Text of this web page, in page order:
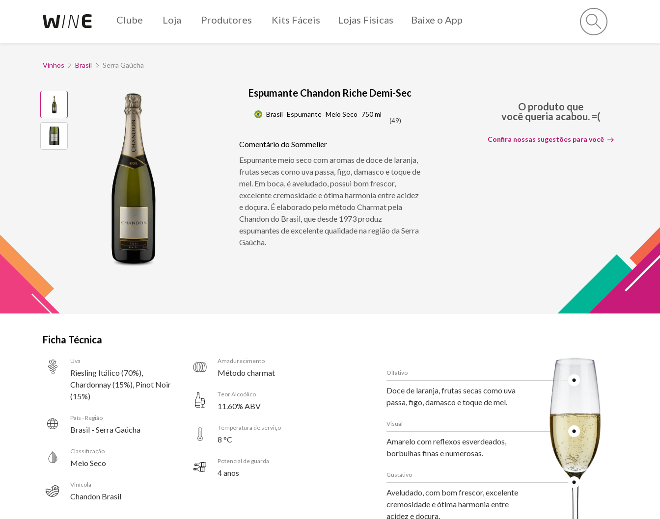
Clube Loja Produtores Kits Fáceis Lojas Físicas Baixe o App
Vinhos Brasil Serra Gaúcha
Espumante Chandon Riche Demi-Sec
Brasil Espumante Meio Seco 750 ml
(49)
Comentário do Sommelier
Espumante meio seco com aromas de doce de laranja,
frutas secas como uva passa, figo, damasco e toque de
mel. Em boca, é aveludado, possui bom frescor,
excelente cremosidade e ótima harmonia entre acidez
e doçura. É elaborado pelo método Charmat pela
Chandon do Brasil, que desde 1973 produz
espumantes de excelente qualidade na região da Serra
Gaúcha.
O produto que
você queria acabou. =(
Confira nossas sugestões para você
Ficha Técnica
Uva
Riesling Itálico (70%),
Chardonnay (15%), Pinot Noir
(15%)
País - Região
Brasil - Serra Gaúcha
Classificação
Meio Seco
Vinícola
Chandon Brasil
Amadurecimento
Método charmat
Teor Alcoólico
11.60% ABV
Temperatura de serviço
8 °C
Potencial de guarda
4 anos
Olfativo
Doce de laranja, frutas secas como uva
passa, figo, damasco e toque de mel.
Visual
Amarelo com reflexos esverdeados,
borbulhas finas e numerosas.
Gustativo
Aveludado, com bom frescor, excelente
cremosidade e ótima harmonia entre
acidez e doçura.